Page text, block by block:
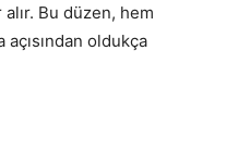
Bu düzen, hem
açısından oldukça